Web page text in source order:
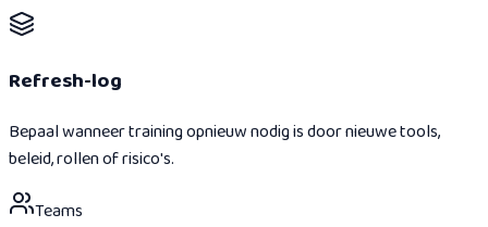
Refresh-log
Bepaal wanneer training opnieuw nodig is door nieuwe tools,
beleid, rollen of risico's.
Teams